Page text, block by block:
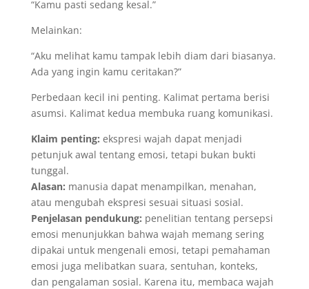
“Kamu pasti sedang kesal.”
Melainkan:
“Aku melihat kamu tampak lebih diam dari biasanya.
Ada yang ingin kamu ceritakan?”
Perbedaan kecil ini penting. Kalimat pertama berisi
asumsi. Kalimat kedua membuka ruang komunikasi.
Klaim penting: ekspresi wajah dapat menjadi
petunjuk awal tentang emosi, tetapi bukan bukti
tunggal.
Alasan: manusia dapat menampilkan, menahan,
atau mengubah ekspresi sesuai situasi sosial.
Penjelasan pendukung: penelitian tentang persepsi
emosi menunjukkan bahwa wajah memang sering
dipakai untuk mengenali emosi, tetapi pemahaman
emosi juga melibatkan suara, sentuhan, konteks,
dan pengalaman sosial. Karena itu, membaca wajah